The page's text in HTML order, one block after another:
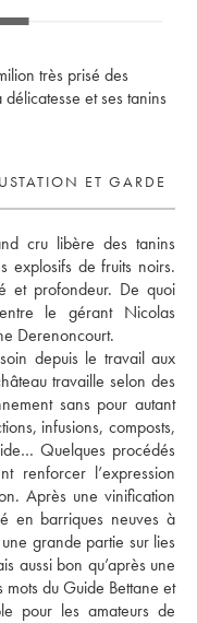
très prisé des
et ses tanins
ET GARDE
cru libère des tanins
explosifs de fruits noirs.
et profondeur. De quoi
le gérant Nicolas
Derenoncourt.
depuis le travail aux
travaille selon des
sans pour autant
infusions, composts,
Quelques procédés
renforcer l’expression
Après une vinification
en barriques neuves à
grande partie sur lies
aussi bon qu’après une
du Guide Bettane et
pour les amateurs de